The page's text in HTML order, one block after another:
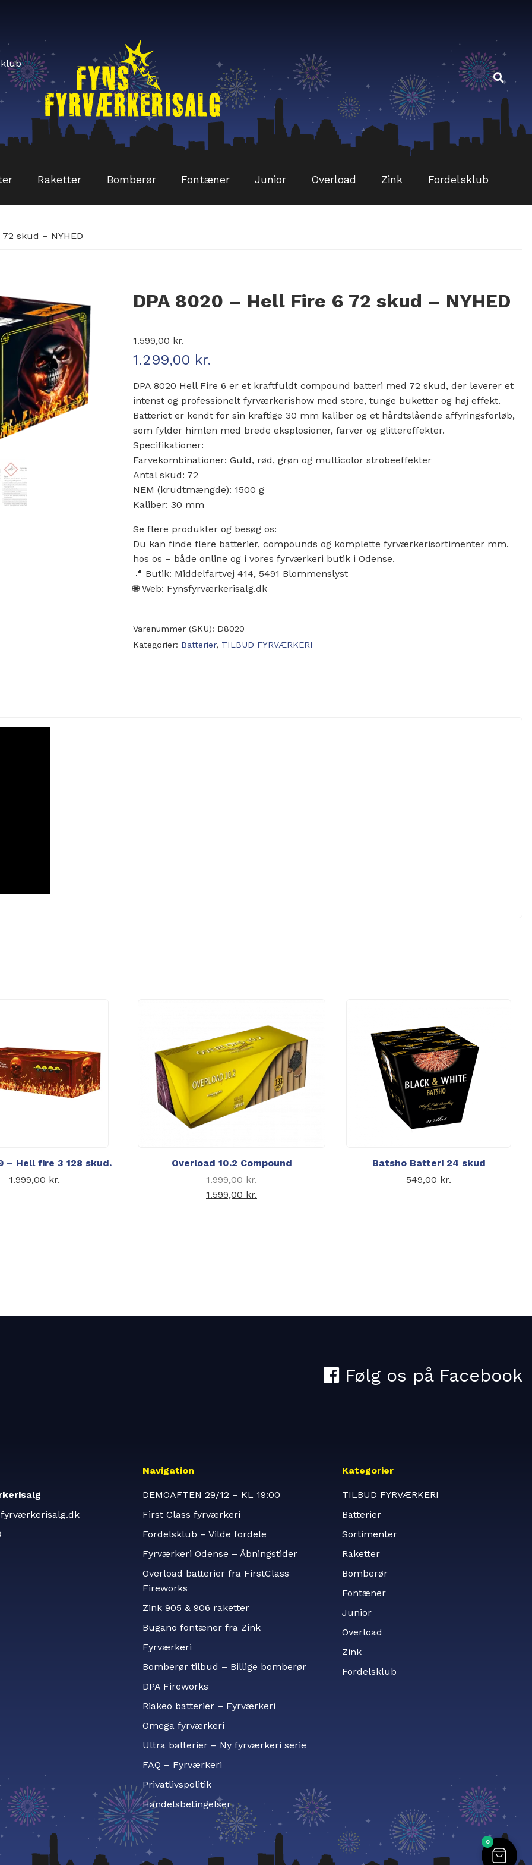
Raketter Bomberør Fontæner Junior Overload Zink Fordelsklub
skud – NYHED
DPA 8020 – Hell Fire 6 72 skud – NYHED
1.599,00kr.
Den oprindelige pris var: 1.599,00 kr..
1.299,00 kr.
DPA 8020 Hell Fire 6 er et kraftfuldt compound batteri med 72 skud, der leverer et
intenst og professionelt fyrværkerishow med store, tunge buketter og høj effekt.
Batteriet er kendt for sin kraftige 30 mm kaliber og et hårdtslående affyringsforløb,
som fylder himlen med brede eksplosioner, farver og glittereffekter.
Specifikationer:
Farvekombinationer: Guld, rød, grøn og multicolor strobeeffekter
Antal skud: 72
NEM (krudtmængde): 1500 g
Kaliber: 30 mm
Se flere produkter og besøg os:
Du kan finde flere batterier, compounds og komplette fyrværkerisortimenter mm.
hos os – både online og i vores fyrværkeri butik i Odense.
📍 Butik: Middelfartvej 414, 5491 Blommenslyst
🌐 Web: Fynsfyrværkerisalg.dk
Varenummer (SKU): D8020
Kategorier: Batterier, TILBUD FYRVÆRKERI
– Hell fire 3 128 skud.
1.999,00 kr.
Overload 10.2 Compound
1.999,00kr.
1.599,00 kr.
Batsho Batteri 24 skud
549,00 kr.
Navigation
DEMOAFTEN 29/12 – KL 19:00
First Class fyrværkeri
Fordelsklub – Vilde fordele
Fyrværkeri Odense – Åbningstider
Overload batterier fra FirstClass
Fireworks
Zink 905 & 906 raketter
Bugano fontæner fra Zink
Fyrværkeri
Bomberør tilbud – Billige bomberør
DPA Fireworks
Riakeo batterier – Fyrværkeri
Omega fyrværkeri
Ultra batterier – Ny fyrværkeri serie
FAQ – Fyrværkeri
Privatlivspolitik
Handelsbetingelser
Kategorier
TILBUD FYRVÆRKERI
Batterier
Sortimenter
Raketter
Bomberør
Fontæner
Junior
Overload
Zink
Fordelsklub
0